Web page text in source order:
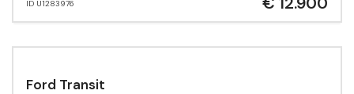
ID U1283976
Ford Transit